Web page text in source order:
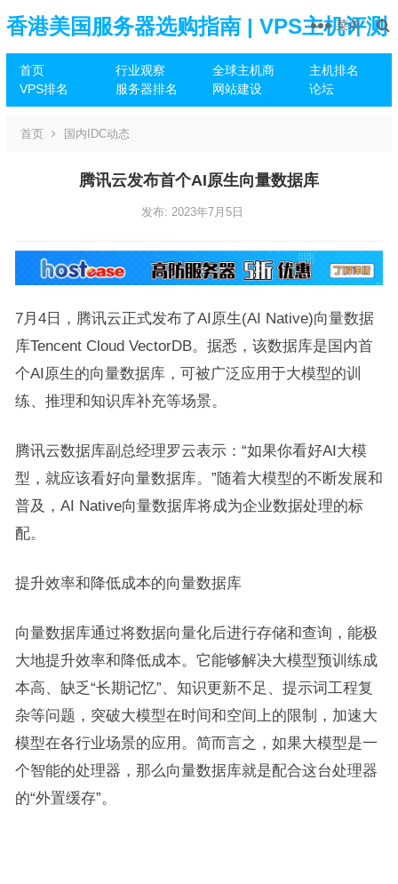
香港美国服务器选购指南 | VPS主机评测
推荐
首页 行业观察 全球主机商
主机排名
VPS排名
服务器排名 网站建设 论坛
菜单
首页 国内IDC动态
腾讯云发布首个AI原生向量数据库
发布: 2023年7月5日
7月4日，腾讯云正式发布了AI原生(AI Native)向量数据
库Tencent Cloud VectorDB。据悉，该数据库是国内首
个AI原生的向量数据库，可被广泛应用于大模型的训
练、推理和知识库补充等场景。
腾讯云数据库副总经理罗云表示：“如果你看好AI大模
型，就应该看好向量数据库。”随着大模型的不断发展和
普及，AI Native向量数据库将成为企业数据处理的标
配。
提升效率和降低成本的向量数据库
向量数据库通过将数据向量化后进行存储和查询，能极
大地提升效率和降低成本。它能够解决大模型预训练成
本高、缺乏“长期记忆”、知识更新不足、提示词工程复
杂等问题，突破大模型在时间和空间上的限制，加速大
模型在各行业场景的应用。简而言之，如果大模型是一
个智能的处理器，那么向量数据库就是配合这台处理器
的“外置缓存”。